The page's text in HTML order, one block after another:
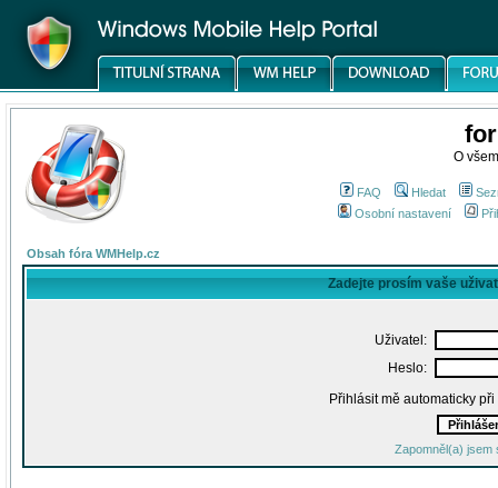
O
FAQ Hledat
Osobní nastavení
Obsah fóra WMHelp.cz
Zadejte prosím vaše
Uživatel:
Heslo:
Přihlásit mě automaticky
Zapomněl(a) jsem